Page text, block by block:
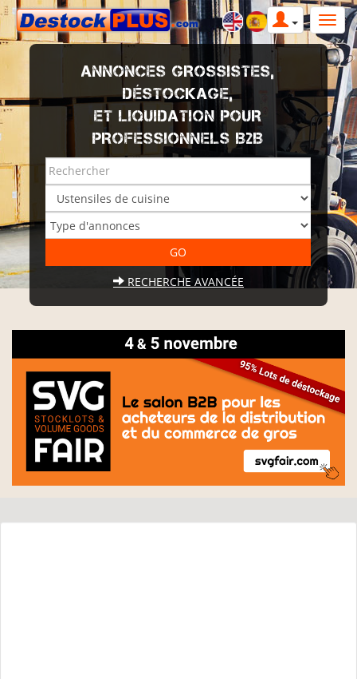
ANNONCES GROSSISTES,
DÉSTOCKAGE,
ET LIQUIDATION POUR
PROFESSIONNELS B2B
RECHERCHE AVANCÉE